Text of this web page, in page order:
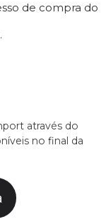
de compra do
através do
no final da